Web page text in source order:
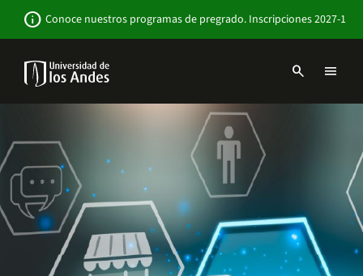
contenido
info Conoce nuestros programas de pregrado. Inscripciones 2027-1
Navbar
search menu